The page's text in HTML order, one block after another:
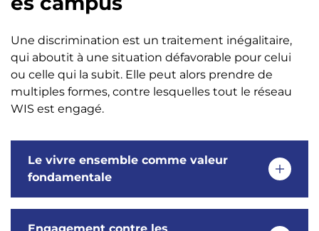
Une discrimination est un traitement inégalitaire,
qui aboutit à une situation défavorable pour celui
ou celle qui la subit. Elle peut alors prendre de
multiples formes, contre lesquelles tout le réseau
WIS est engagé.
Le vivre ensemble comme valeur
fondamentale